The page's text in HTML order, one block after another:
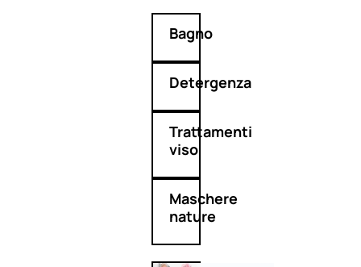
Bagno
Detergenza
Trattamenti
viso
Maschere
nature